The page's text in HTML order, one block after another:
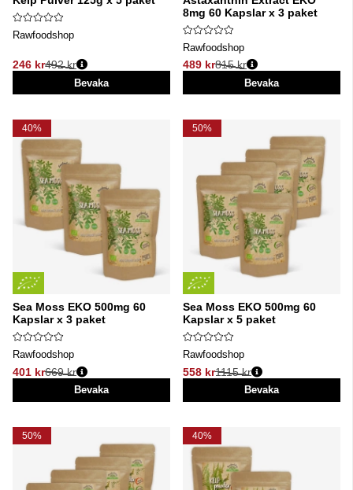
Rawfoodshop
246 kr
Ordinarie pris:
492 kr
Bevaka
8mg 60 Kapslar x 3 paket
Rawfoodshop
489 kr
Ordinarie pris:
815 kr
Bevaka
40%
Sea Moss EKO 500mg 60
Kapslar x 3 paket
Rawfoodshop
401 kr
Ordinarie pris:
669 kr
Bevaka
50%
Sea Moss EKO 500mg 60
Kapslar x 5 paket
Rawfoodshop
558 kr
Ordinarie pris:
1115 kr
Bevaka
50% 40%